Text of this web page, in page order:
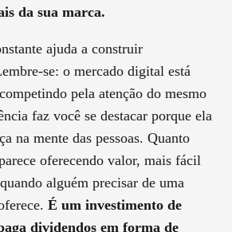
da sua marca.
ajuda a construir
se: o mercado digital está
pela atenção do mesmo
faz você se destacar porque ela
na mente das pessoas. Quanto
oferecendo valor, mais fácil
alguém precisar de uma
É um investimento de
dividendos em forma de